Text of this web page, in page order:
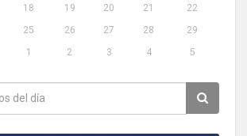
18 19 20 21
22
25 26 27 28
29
1 2 3 4 5